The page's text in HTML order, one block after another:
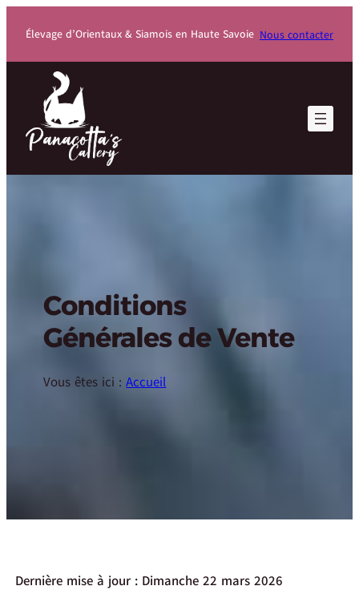
Élevage d’Orientaux & Siamois en Haute Savoie Nous contacter
Conditions
Générales de Vente
Vous êtes ici : Accueil
Dernière mise à jour : Dimanche 22 mars 2026